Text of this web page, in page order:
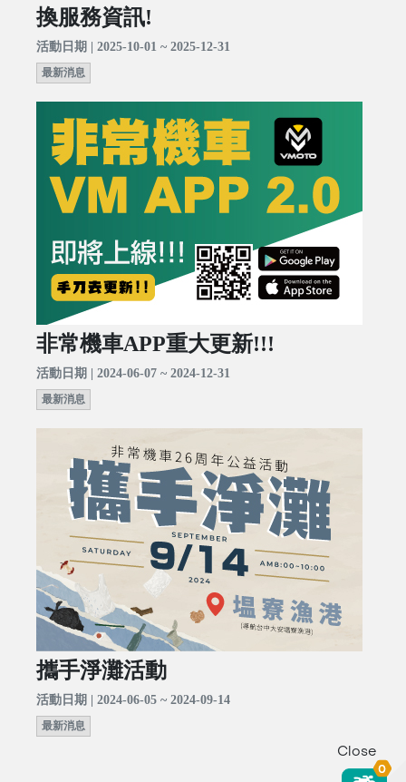
換服務資訊!
活動日期 | 2025-10-01 ~ 2025-12-31
最新消息
非常機車APP重大更新!!!
活動日期 | 2024-06-07 ~ 2024-12-31
最新消息
攜手淨灘活動
活動日期 | 2024-06-05 ~ 2024-09-14
最新消息
Close
0